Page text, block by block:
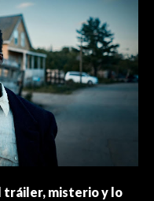
tráiler, misterio y lo